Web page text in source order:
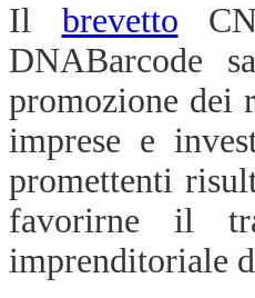
Il brevetto
DNABarcode
promozione dei
imprese e
promettenti
favorirne il
imprenditoriale